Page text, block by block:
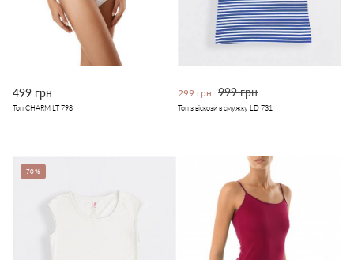
499 грн
Топ CHARM LT 798
299 грн 999 грн
Топ з віскози в смужку LD 731
70%